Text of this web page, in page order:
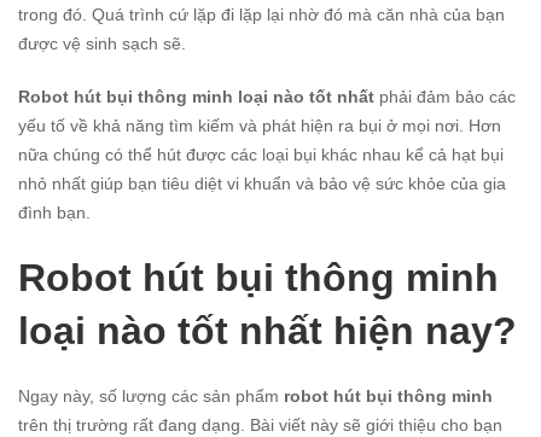
trong đó. Quá trình cứ lặp đi lặp lại nhờ đó mà căn nhà của bạn
được vệ sinh sạch sẽ.
Robot hút bụi thông minh loại nào tốt nhất phải đảm bảo các
yếu tố về khả năng tìm kiếm và phát hiện ra bụi ở mọi nơi. Hơn
nữa chúng có thể hút được các loại bụi khác nhau kể cả hạt bụi
nhỏ nhất giúp bạn tiêu diệt vi khuẩn và bảo vệ sức khỏe của gia
đình bạn.
Robot hút bụi thông minh
loại nào tốt nhất hiện nay?
Ngay này, số lượng các sản phẩm robot hút bụi thông minh
trên thị trường rất đang dạng. Bài viết này sẽ giới thiệu cho bạn